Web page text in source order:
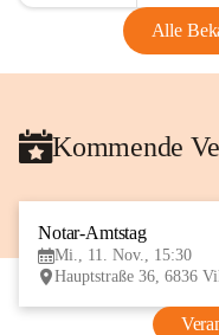
Alle
Kommende
Notar-Amtstag
Mi., 11. Nov., 15:30
Hauptstraße 36, 6836